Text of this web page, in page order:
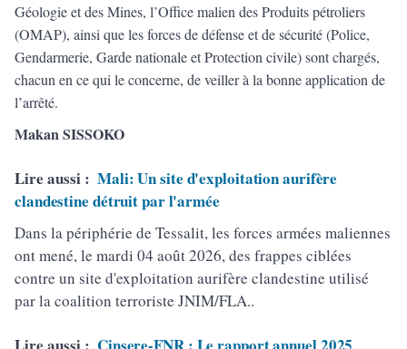
Géologie et des Mines, l’Office malien des Produits pétroliers
(OMAP), ainsi que les forces de défense et de sécurité (Police,
Gendarmerie, Garde nationale et Protection civile) sont chargés,
chacun en ce qui le concerne, de veiller à la bonne application de
l’arrêté.
Makan SISSOKO
Lire aussi : Mali: Un site d'exploitation aurifère
clandestine détruit par l'armée
Dans la périphérie de Tessalit, les forces armées maliennes
ont mené, le mardi 04 août 2026, des frappes ciblées
contre un site d'exploitation aurifère clandestine utilisé
par la coalition terroriste JNIM/FLA..